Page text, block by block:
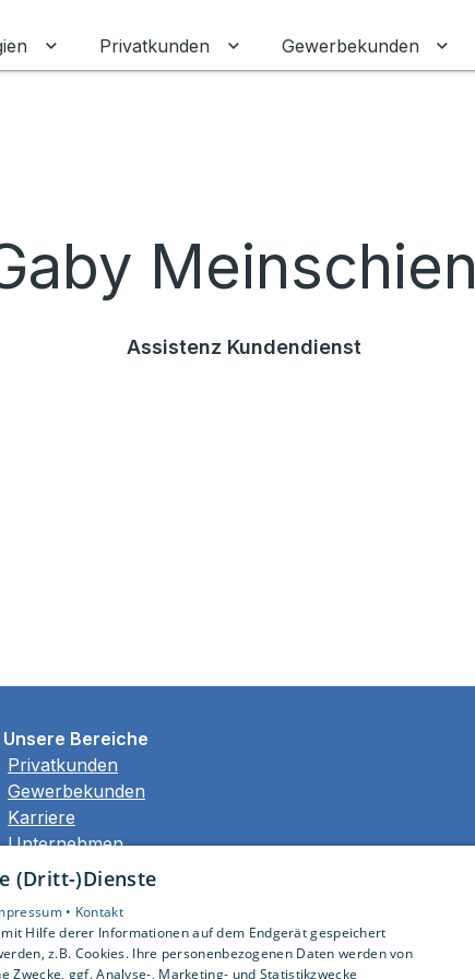
Untermenü für Erneuerbare Energien umschalten
Privatkunden Untermenü für
Gewerbekunden
Assistenz Kundendienst
Unsere Bereiche
Privatkunden
Gewerbekunden
Karriere
Unternehmen
Kontakt
(Dritt-)Dienste
• Kontakt
Hilfe derer Informationen auf dem Endgerät gespeichert
z.B. Cookies. Ihre personenbezogenen Daten werden von
ggf. Analyse-, Marketing- und Statistikzwecke